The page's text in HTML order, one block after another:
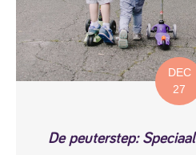
DEC
27
De peuterstep: